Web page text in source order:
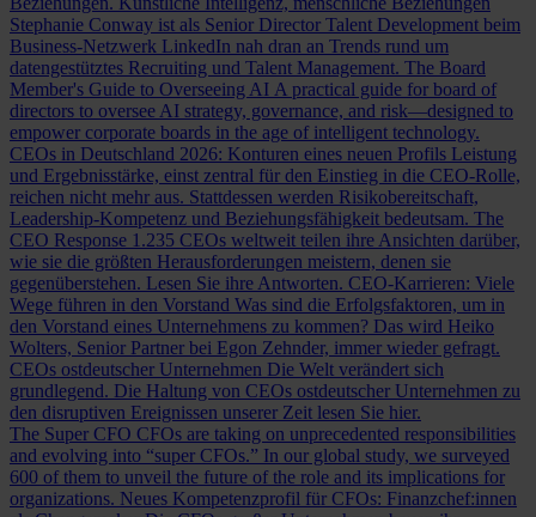
Stephanie Conway ist als Senior Director Talent Development beim
Business-Netzwerk LinkedIn nah dran an Trends rund um
datengestütztes Recruiting und Talent Management. The Board
Member's Guide to Overseeing AI A practical guide for board of
directors to oversee AI strategy, governance, and risk—designed to
empower corporate boards in the age of intelligent technology.
CEOs in Deutschland 2026: Konturen eines neuen Profils Leistung
und Ergebnisstärke, einst zentral für den Einstieg in die CEO-Rolle,
reichen nicht mehr aus. Stattdessen werden Risikobereitschaft,
Leadership-Kompetenz und Beziehungsfähigkeit bedeutsam. The
CEO Response 1.235 CEOs weltweit teilen ihre Ansichten darüber,
wie sie die größten Herausforderungen meistern, denen sie
gegenüberstehen. Lesen Sie ihre Antworten. CEO-Karrieren: Viele
Wege führen in den Vorstand Was sind die Erfolgsfaktoren, um in
den Vorstand eines Unternehmens zu kommen? Das wird Heiko
Wolters, Senior Partner bei Egon Zehnder, immer wieder gefragt.
CEOs ostdeutscher Unternehmen Die Welt verändert sich
grundlegend. Die Haltung von CEOs ostdeutscher Unternehmen zu
den disruptiven Ereignissen unserer Zeit lesen Sie hier.
The Super CFO CFOs are taking on unprecedented responsibilities
and evolving into “super CFOs.” In our global study, we surveyed
600 of them to unveil the future of the role and its implications for
organizations. Neues Kompetenzprofil für CFOs: Finanzchef:innen